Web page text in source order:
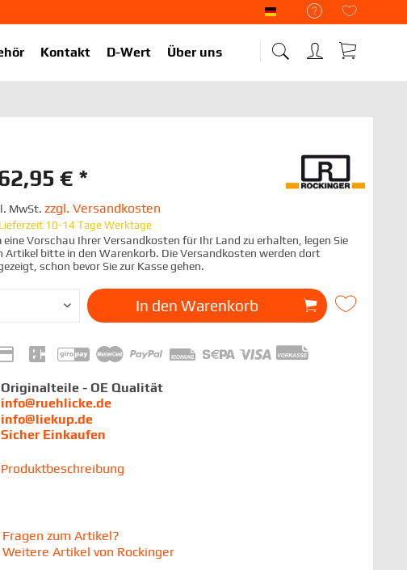
Liekup Deutsch
Kontakt D-Wert Über uns
€ *
MwSt. zzgl. Versandkosten
Lieferzeit 10-14 Tage Werktage
eine Vorschau Ihrer Versandkosten für Ihr Land zu erhalten, legen Sie
Artikel bitte in den Warenkorb. Die Versandkosten werden dort
schon bevor Sie zur Kasse gehen.
In den Warenkorb
Originalteile - OE Qualität
info@ruehlicke.de
info@liekup.de
Sicher Einkaufen
Produktbeschreibung
Fragen zum Artikel?
Weitere Artikel von Rockinger